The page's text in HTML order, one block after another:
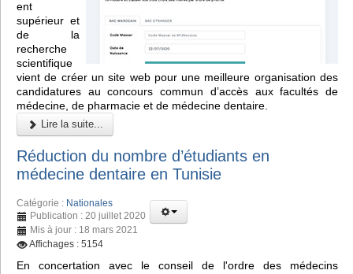
ent
supérieur et
de la
recherche
scientifique
vient de créer un site web pour une meilleure organisation des
candidatures au concours commun d’accès aux facultés de
médecine, de pharmacie et de médecine dentaire.
Lire la suite...
Réduction du nombre d’étudiants en
médecine dentaire en Tunisie
Catégorie : Nationales
Publication : 20 juillet 2020
Mis à jour : 18 mars 2021
Affichages : 5154
En concertation avec le conseil de l'ordre des médecins